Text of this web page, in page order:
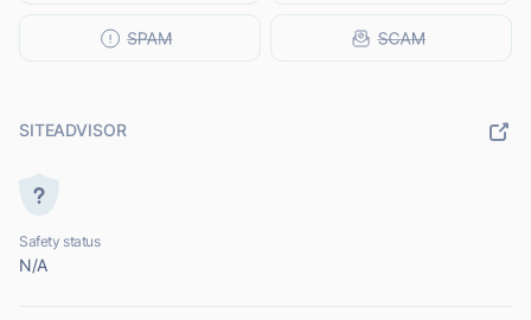
SITEADVISOR
Safety status
N/A